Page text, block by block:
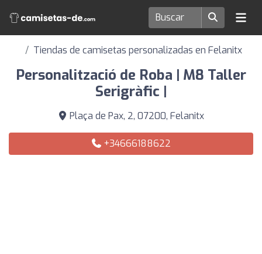
Tiendas de camisetas personalizadas en Felanitx
Personalització de Roba | M8 Taller
Serigràfic |
Plaça de Pax, 2, 07200, Felanitx
+34666188622